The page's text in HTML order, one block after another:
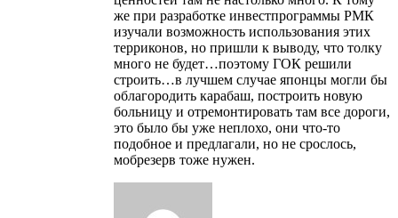
же при разработке инвестпрограммы РМК
изучали возможность использования этих
терриконов, но пришли к выводу, что толку
много не будет…поэтому ГОК решили
строить…в лучшем случае японцы могли бы
облагородить карабаш, построить новую
больницу и отремонтировать там все дороги,
это было бы уже неплохо, они что-то
подобное и предлагали, но не срослось,
мобрезерв тоже нужен.